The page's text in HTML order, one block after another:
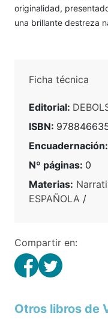
originalidad,
una brillante destreza
Ficha técnica
Editorial:
ISBN:
Encuadernación:
Nº páginas: 0
Materias:
ESPAÑOLA /
Compartir en:
Otros libros de